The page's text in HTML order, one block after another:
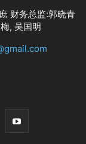
财务总监:郭晓青
, 吴国明